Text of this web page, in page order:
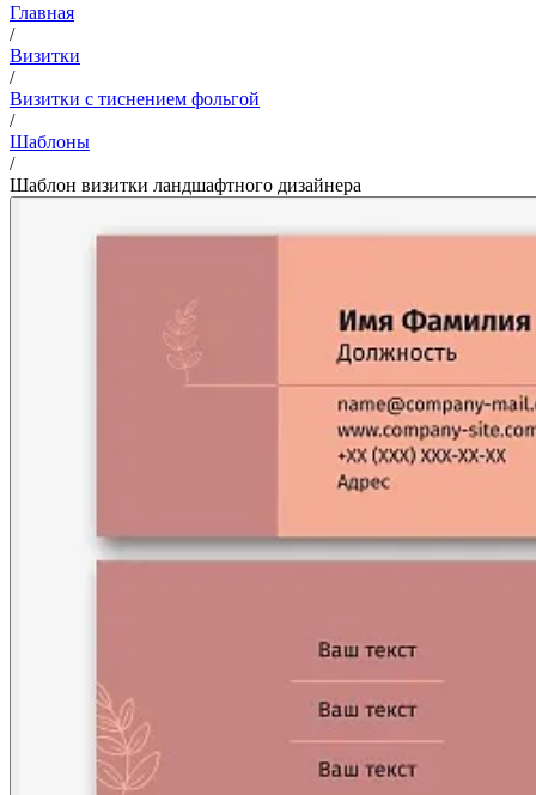
Главная
/
Визитки
/
Визитки с тиснением фольгой
/
Шаблоны
/
Шаблон визитки ландшафтного дизайнера